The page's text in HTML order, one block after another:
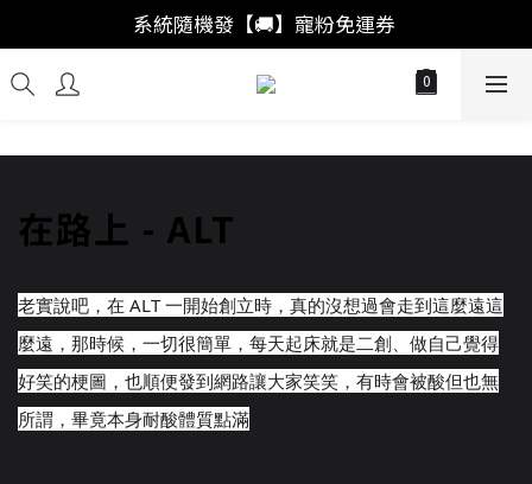
「註冊新會員」買福袋結帳直接"首購爆擊🥊"
系統隨機發【🚚】寵粉免運券
「會員回購」系統自動加成🚀出獎率
在路上 - ALT
老實說吧，在 ALT 一開始創立時，真的沒想過會走到這麼遠這
麼遠，那時候， 一切很簡單，每天起床就是二創、做自己覺得
好笑的梗圖， 也順便發到網路讓大家笑笑，有時會被酸但也無
所謂，畢竟本身耐酸體質點滿